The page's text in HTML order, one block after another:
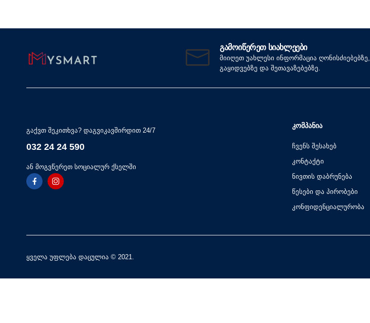
ᲒᲐᲛᲝᲘᲬᲔᲠᲔᲗ ᲡᲘᲐᲮᲚᲔᲔᲑᲘ
მიიღეთ უახლესი ინფორმაცია ღონისძიებებზე,
გაყიდვებზე და შეთავაზებებზე.
გაქვთ შეკითხვა? დაგვიკავშირდით 24/7
032 24 24 590
ან მოგვწერეთ სოციალურ ქსელში
ᲙᲝᲛᲞᲐᲜᲘᲐ
ჩვენს შესახებ
კონტაქტი
ნივთის დაბრუნება
წესები და პირობები
კონფიდენციალურობა
ყველა უფლება დაცულია © 2021.